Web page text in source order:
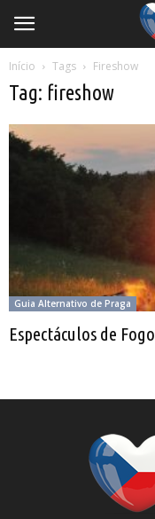
Início Tags Fireshow
Tag: fireshow
Guia Alternativo de Praga
Espectáculos de Fogo